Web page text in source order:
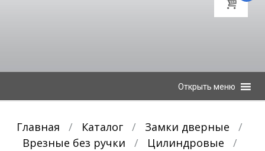
Открыть меню
Главная / Каталог / Замки дверные
/
Врезные без ручки
/ Цилиндровые
/